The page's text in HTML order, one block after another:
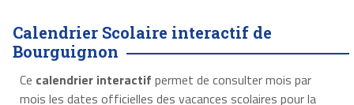
Calendrier Scolaire interactif de
Bourguignon
Ce calendrier interactif permet de consulter mois par
mois les dates officielles des vacances scolaires pour la